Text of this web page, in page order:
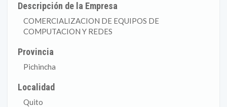
Descripción de la Empresa
COMERCIALIZACION DE EQUIPOS DE
COMPUTACION Y REDES
Provincia
Pichincha
Localidad
Quito